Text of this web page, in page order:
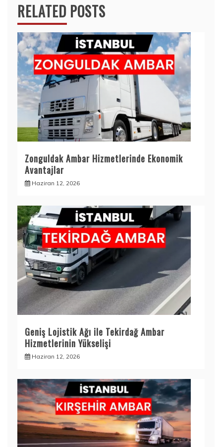
RELATED POSTS
Zonguldak Ambar Hizmetlerinde Ekonomik
Avantajlar
Haziran 12, 2026
Geniş Lojistik Ağı ile Tekirdağ Ambar
Hizmetlerinin Yükselişi
Haziran 12, 2026